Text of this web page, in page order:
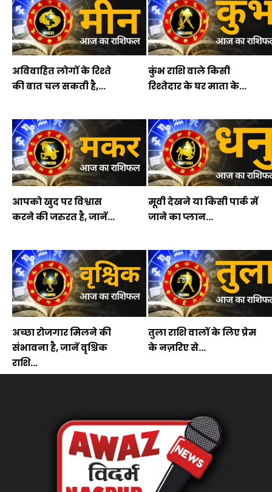
अविवाहित लोगों के रिश्ते
की बात चल सकती है,...
कुंभ राशि वाले किसी
रिश्तेदार के घर माता के...
आपको खुद पर विश्वास
करने की जरुरत है, जानें...
मूवी देखने या किसी पार्क में
जाने का प्लान...
अच्छा रोजगार मिलने की
संभावना है, जानें वृश्चिक
राशि...
तुला राशि वालों के लिए प्रेम
के नज़रिए से...